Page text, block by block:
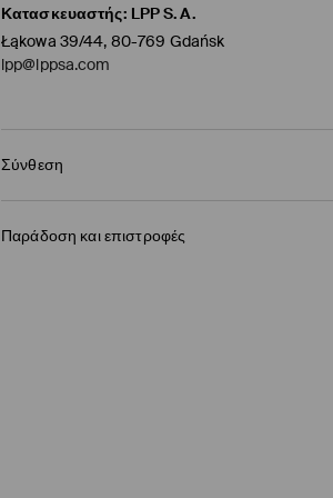
Κατασκευαστής: LPP S.A.
Łąkowa 39/44, 80-769 Gdańsk
lpp@lppsa.com
Σύνθεση
Παράδοση και επιστροφές